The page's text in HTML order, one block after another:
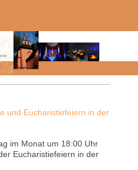
und Eucharistiefeiern in der
im Monat um 18:00 Uhr
Eucharistiefeiern in der